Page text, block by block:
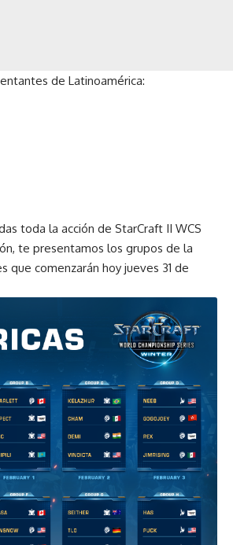
de Latinoamérica:
toda la acción de StarCraft II WCS
te presentamos los grupos de la
que comenzarán hoy jueves 31 de